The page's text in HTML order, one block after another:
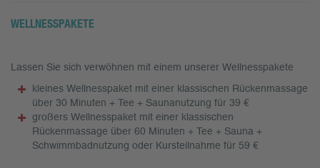
WELLNESSPAKETE
Lassen Sie sich verwöhnen mit einem unserer Wellnesspakete
kleines Wellnesspaket mit einer klassischen Rückenmassage
über 30 Minuten + Tee + Saunanutzung für 39 €
großers Wellnesspaket mit einer klassischen
Rückenmassage über 60 Minuten + Tee + Sauna +
Schwimmbadnutzung oder Kursteilnahme für 59 €